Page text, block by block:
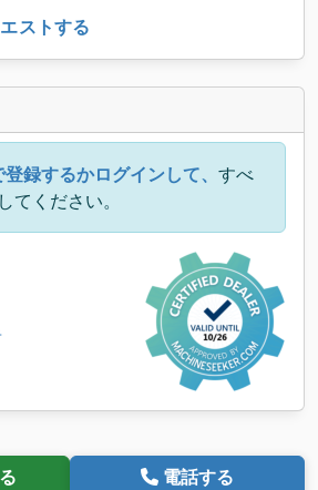
ストする
録するかログインして、 すべ
てください。
電話する